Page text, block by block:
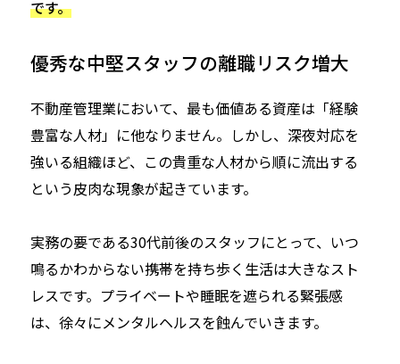
です。
優秀な中堅スタッフの離職リスク増大
不動産管理業において、最も価値ある資産は「経験
豊富な人材」に他なりません。しかし、深夜対応を
強いる組織ほど、この貴重な人材から順に流出する
という皮肉な現象が起きています。
実務の要である30代前後のスタッフにとって、いつ
鳴るかわからない携帯を持ち歩く生活は大きなスト
レスです。プライベートや睡眠を遮られる緊張感
は、徐々にメンタルヘルスを蝕んでいきます。